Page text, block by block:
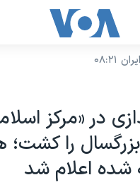
در «مرکز
سن‌دیگو، ۳ بزرگسال را
اعلام شد